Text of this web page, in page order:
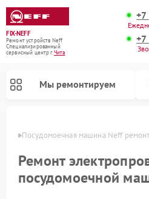
FIX-NEFF
Ремонт устройств Neff
Специализированный
cервисный центр г.Чита
Мы ремонтируем
Посудомоечная машина Neff
Ремонт
посудомоечной